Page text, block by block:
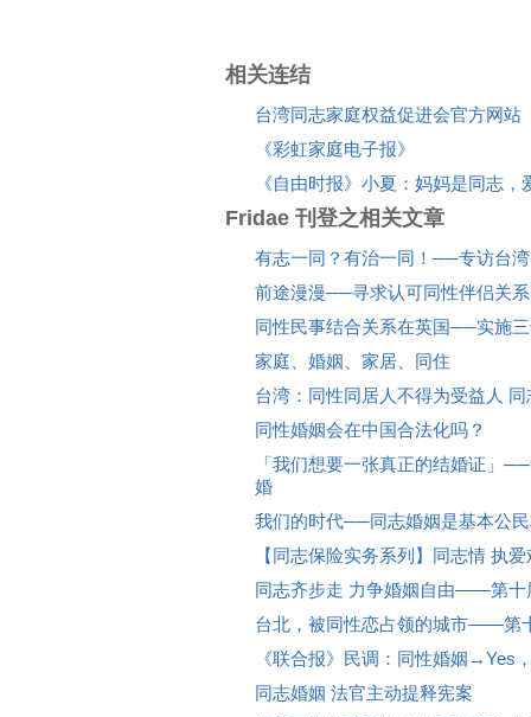
相关连结
台湾同志家庭权益促进会官方网站
《彩虹家庭电子报》
《自由时报》小夏：妈妈是同志，
Fridae 刊登之相关文章
有志一同？有治一同！──专访台
前途漫漫──寻求认可同性伴侣关系
同性民事结合关系在英国──实施
家庭、婚姻、家居、同住
台湾：同性同居人不得为受益人
同性婚姻会在中国合法化吗？
「我们想要一张真正的结婚证」
婚
我们的时代──同志婚姻是基本公
【同志保险实务系列】同志情 执
同志齐步走 力争婚姻自由——第十
台北，被同性恋占领的城市——第
《联合报》民调：同性婚姻→Yes
同志婚姻 法官主动提释宪案